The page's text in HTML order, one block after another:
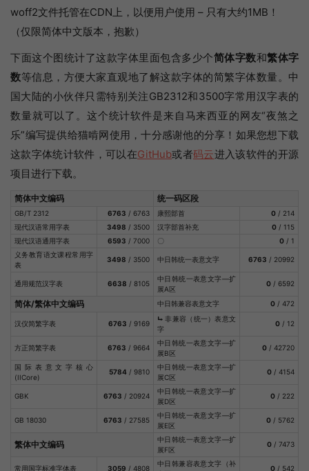
woff2文件托管在CDN上，以便用户使用 – 只有大约1MB！
（仅限简体中文版本，抱歉）
下面这个图统计了这款字体里面包含多少个简体字数和繁体字
数等信息，方便大家直观地了解这款字体的简繁字体数量。中
国大陆的小伙伴只需特别关注GB2312和3500字常用汉字表的
数量就可以了。这个统计软件是来自马来西亚的网友“夜煞之
乐”编写提供给猫啃网使用，十分感谢他的分享！如果您想下载
这款字体统计软件，可以在GitHub或者码云进入该软件的开源
项目进行下载。
简体中文编码 统一码区段
GB/T 2312 6763 / 6763 康熙部首 0 / 214
现代汉语常用字表
3498 / 3500 汉字部首补充 0 / 115
现代汉语通用字表
6593 / 7000 〇 0 / 1
义务教育语文课程常用字
表
3498 / 3500 中日韩统一表意文字 6763 / 20992
通用规范汉字表 6638 / 8105
中日韩统一表意文字—扩
展A区
0 / 6592
简体/繁体中文编码 中日韩兼容表意文字 0 / 472
汉仪简繁字表 6763 / 9169
⮡ 非兼容（统一）表意文
字
0 / 12
方正简繁字表 6763 / 9664
中日韩统一表意文字—扩
展B区
0 / 42720
国际表意文字核心
(IICore)
5784 / 9810
中日韩统一表意文字—扩
展C区
0 / 4154
GBK 6763 / 20924
中日韩统一表意文字—扩
展D区
0 / 222
GB 18030 6763 / 27585
中日韩统一表意文字—扩
展E区
0 / 5762
繁体中文编码
中日韩统一表意文字—扩
展F区
0 / 7473
常用国字标准字体表 3059 / 4808
中日韩兼容表意文字（补
0 / 542